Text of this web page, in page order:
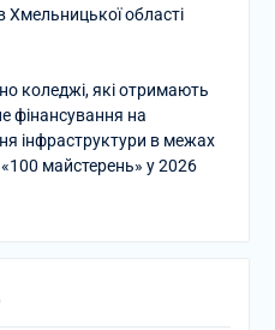
Хмельницької області
коледжі, які отримають
фінансування на
інфраструктури в межах
майстерень» у 2026